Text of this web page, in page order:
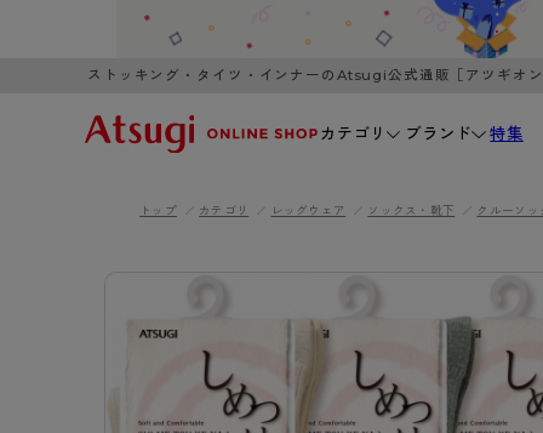
ストッキング・タイツ・インナーのAtsugi公式通販［アツギオン
カテゴリ
WOMEN MEN
カテゴリから探す
レッグウェア
ストッキング
インナーウェ
ブラジャー
ブランド 特集
3,980円以上のご購入で送料無料
WOMEN MEN
カテゴリから探す ブラ
トップ カテゴリ レッグウェア ソックス・靴下 クルーソッ